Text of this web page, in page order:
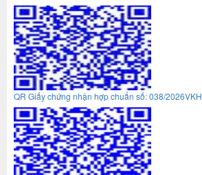
QR Giấy chứng nhận hợp chuẩn số: 038/2026VKH